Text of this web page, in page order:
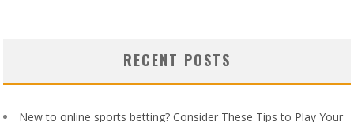
RECENT POSTS
New to online sports betting? Consider These Tips to Play Your